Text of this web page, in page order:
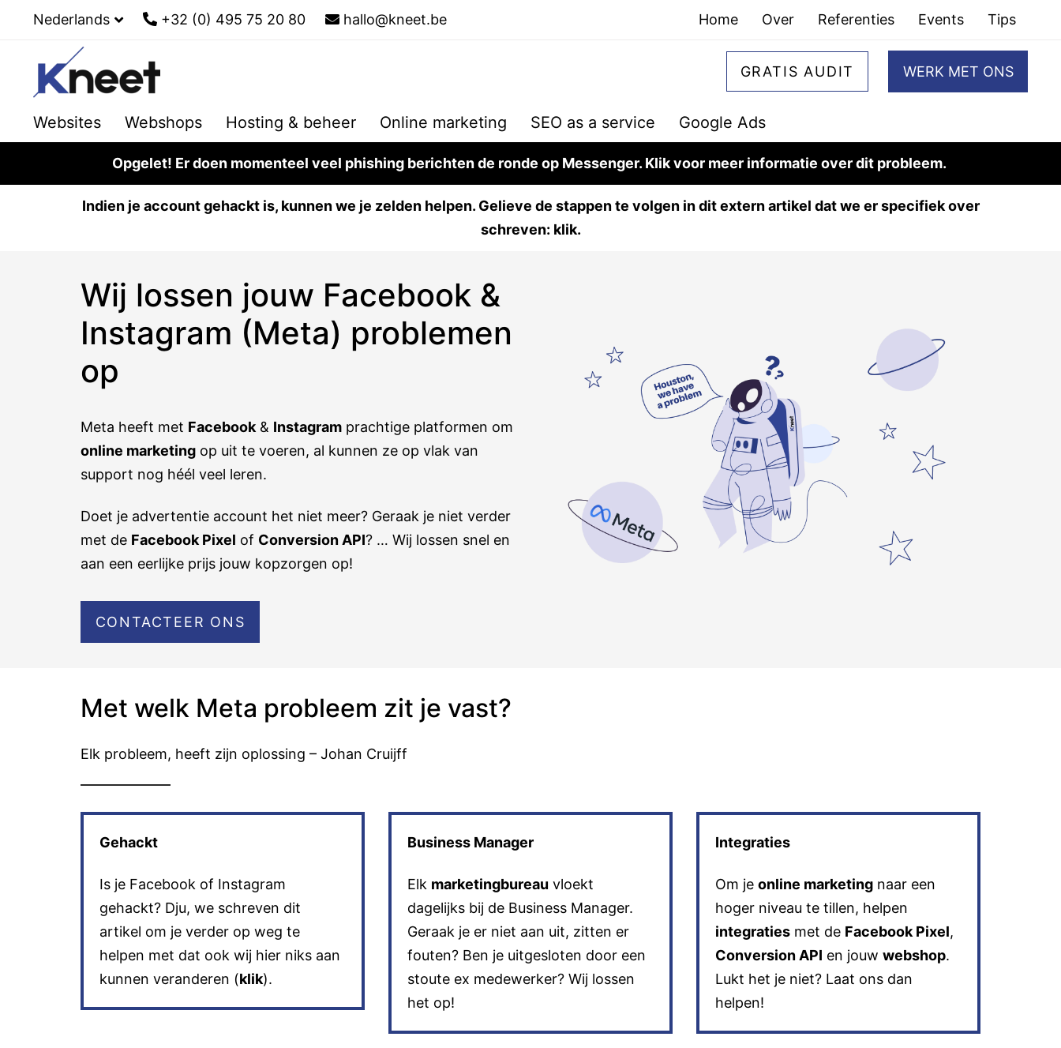
Nederlands +32 (0) 495 75 20 80 hallo@kneet.be Home Over Referenties Events Tips
GRATIS AUDIT WERK MET ONS
Websites Webshops Hosting & beheer Online marketing SEO as a service Google Ads
Opgelet! Er doen momenteel veel phishing berichten de ronde op Messenger. Klik voor meer informatie over dit probleem.
Indien je account gehackt is, kunnen we je zelden helpen. Gelieve de stappen te volgen in dit extern artikel dat we er specifiek over
schreven: klik.
Wij lossen jouw Facebook &
Instagram (Meta) problemen
op
Meta heeft met Facebook & Instagram prachtige platformen om
online marketing op uit te voeren, al kunnen ze op vlak van
support nog héél veel leren.
Doet je advertentie account het niet meer? Geraak je niet verder
met de Facebook Pixel of Conversion API? … Wij lossen snel en
aan een eerlijke prijs jouw kopzorgen op!
CONTACTEER ONS
Met welk Meta probleem zit je vast?
Elk probleem, heeft zijn oplossing – Johan Cruijff
Gehackt
Is je Facebook of Instagram
gehackt? Dju, we schreven dit
artikel om je verder op weg te
helpen met dat ook wij hier niks aan
kunnen veranderen (klik).
Business Manager
Elk marketingbureau vloekt
dagelijks bij de Business Manager.
Geraak je er niet aan uit, zitten er
fouten? Ben je uitgesloten door een
stoute ex medewerker? Wij lossen
het op!
Integraties
Om je online marketing naar een
hoger niveau te tillen, helpen
integraties met de Facebook Pixel,
Conversion API en jouw webshop.
Lukt het je niet? Laat ons dan
helpen!